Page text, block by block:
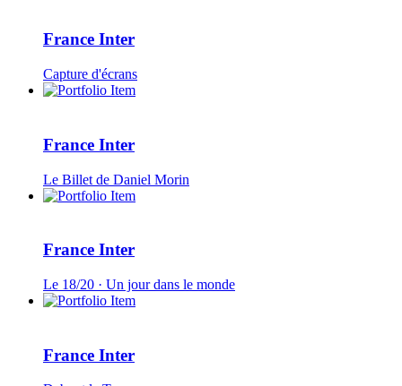
France Inter
Capture d'écrans
France Inter
Le Billet de Daniel Morin
France Inter
Le 18/20 · Un jour dans le monde
France Inter